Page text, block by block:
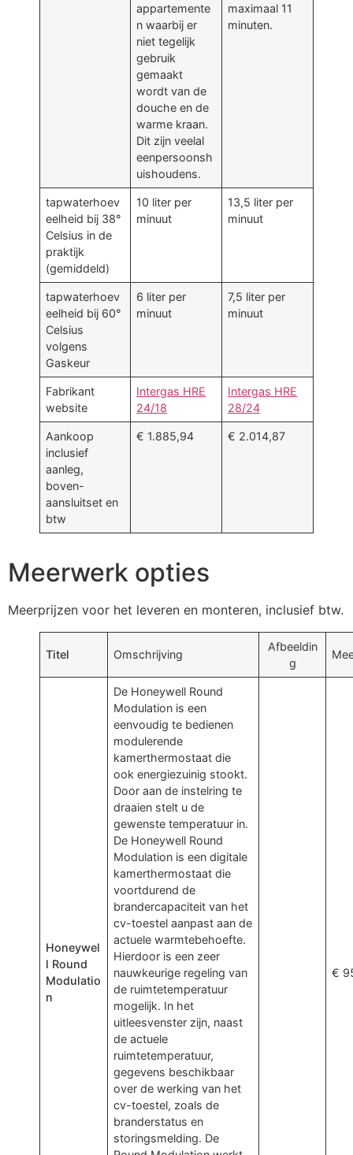
appartemente
n waarbij er
niet tegelijk
gebruik
gemaakt
wordt van de
douche en de
warme kraan.
Dit zijn veelal
eenpersoonsh
uishoudens.
maximaal 11
minuten.
tapwaterhoev
eelheid bij 38°
Celsius in de
praktijk
(gemiddeld)
10 liter per
minuut
13,5 liter per
minuut
tapwaterhoev
eelheid bij 60°
Celsius
volgens
Gaskeur
6 liter per
minuut
7,5 liter per
minuut
Fabrikant
website
Intergas HRE
24/18
Intergas HRE
28/24
Aankoop
inclusief
aanleg,
boven-
aansluitset en
btw
€ 1.885,94 € 2.014,87
Meerwerk opties
Meerprijzen voor het leveren en monteren, inclusief btw.
Titel Omschrijving
Afbeeldin
g
Honeywel
l Round
Modulatio
n
De Honeywell Round
Modulation is een
eenvoudig te bedienen
modulerende
kamerthermostaat die
ook energiezuinig stookt.
Door aan de instelring te
draaien stelt u de
gewenste temperatuur in.
De Honeywell Round
Modulation is een digitale
kamerthermostaat die
voortdurend de
brandercapaciteit van het
cv-toestel aanpast aan de
actuele warmtebehoefte.
Hierdoor is een zeer
nauwkeurige regeling van
de ruimtetemperatuur
mogelijk. In het
uitleesvenster zijn, naast
de actuele
ruimtetemperatuur,
gegevens beschikbaar
over de werking van het
cv-toestel, zoals de
branderstatus en
storingsmelding. De
€